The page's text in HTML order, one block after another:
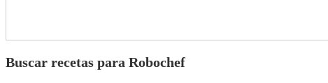
Buscar recetas para Robochef